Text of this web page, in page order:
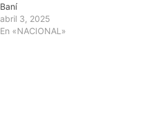
Baní
abril 3, 2025
En «NACIONAL»